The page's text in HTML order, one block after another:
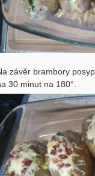
závěr brambory
30 minut na 180°.